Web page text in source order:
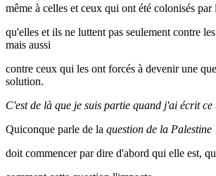
même à celles et ceux qui ont été colonisés
qu'elles et ils ne luttent pas seulement contre
mais aussi
contre ceux qui les ont forcés à devenir une
solution.
C'est de là que je suis partie quand j'ai écrit ce
Quiconque parle de la question de la Palestine
doit commencer par dire d'abord qui elle est,